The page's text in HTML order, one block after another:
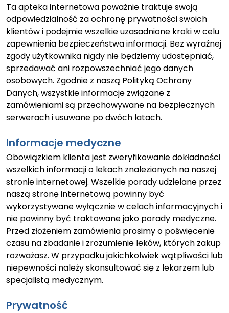
Ta apteka internetowa poważnie traktuje swoją
odpowiedzialność za ochronę prywatności swoich
klientów i podejmie wszelkie uzasadnione kroki w celu
zapewnienia bezpieczeństwa informacji. Bez wyraźnej
zgody użytkownika nigdy nie będziemy udostępniać,
sprzedawać ani rozpowszechniać jego danych
osobowych. Zgodnie z naszą Polityką Ochrony
Danych, wszystkie informacje związane z
zamówieniami są przechowywane na bezpiecznych
serwerach i usuwane po dwóch latach.
Informacje medyczne
Obowiązkiem klienta jest zweryfikowanie dokładności
wszelkich informacji o lekach znalezionych na naszej
stronie internetowej. Wszelkie porady udzielane przez
naszą stronę internetową powinny być
wykorzystywane wyłącznie w celach informacyjnych i
nie powinny być traktowane jako porady medyczne.
Przed złożeniem zamówienia prosimy o poświęcenie
czasu na zbadanie i zrozumienie leków, których zakup
rozważasz. W przypadku jakichkolwiek wątpliwości lub
niepewności należy skonsultować się z lekarzem lub
specjalistą medycznym.
Prywatność